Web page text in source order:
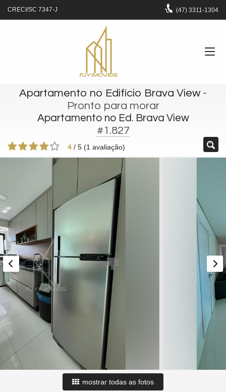
CRECI/SC 7347-J (47) 3311-1304
Apartamento no Edifício Brava View-
Pronto para morar
Apartamento no Ed. Brava View
#1.827
4 / 5 (1 avaliação)
mostrar todas as fotos